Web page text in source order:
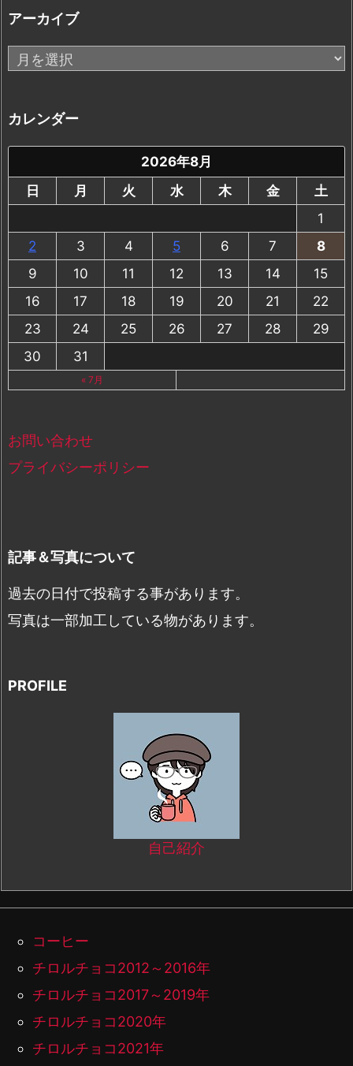
アーカイブ
ア
ー
イ
ブ
カレンダー
2026年8月
日
月 火 水 木 金
土
1
2
3 4 5 6 7
8
9
10 11 12 13 14
15
16
17 18 19 20 21
22
23
24 25 26 27 28
29
30
31
« 7月
お問い合わせ
プライバシーポリシー
記事＆写真について
過去の日付で投稿する事があります。
写真は一部加工している物があります。
PROFILE
自己紹介
コーヒー
チロルチョコ2012～2016年
チロルチョコ2017～2019年
チロルチョコ2020年
チロルチョコ2021年